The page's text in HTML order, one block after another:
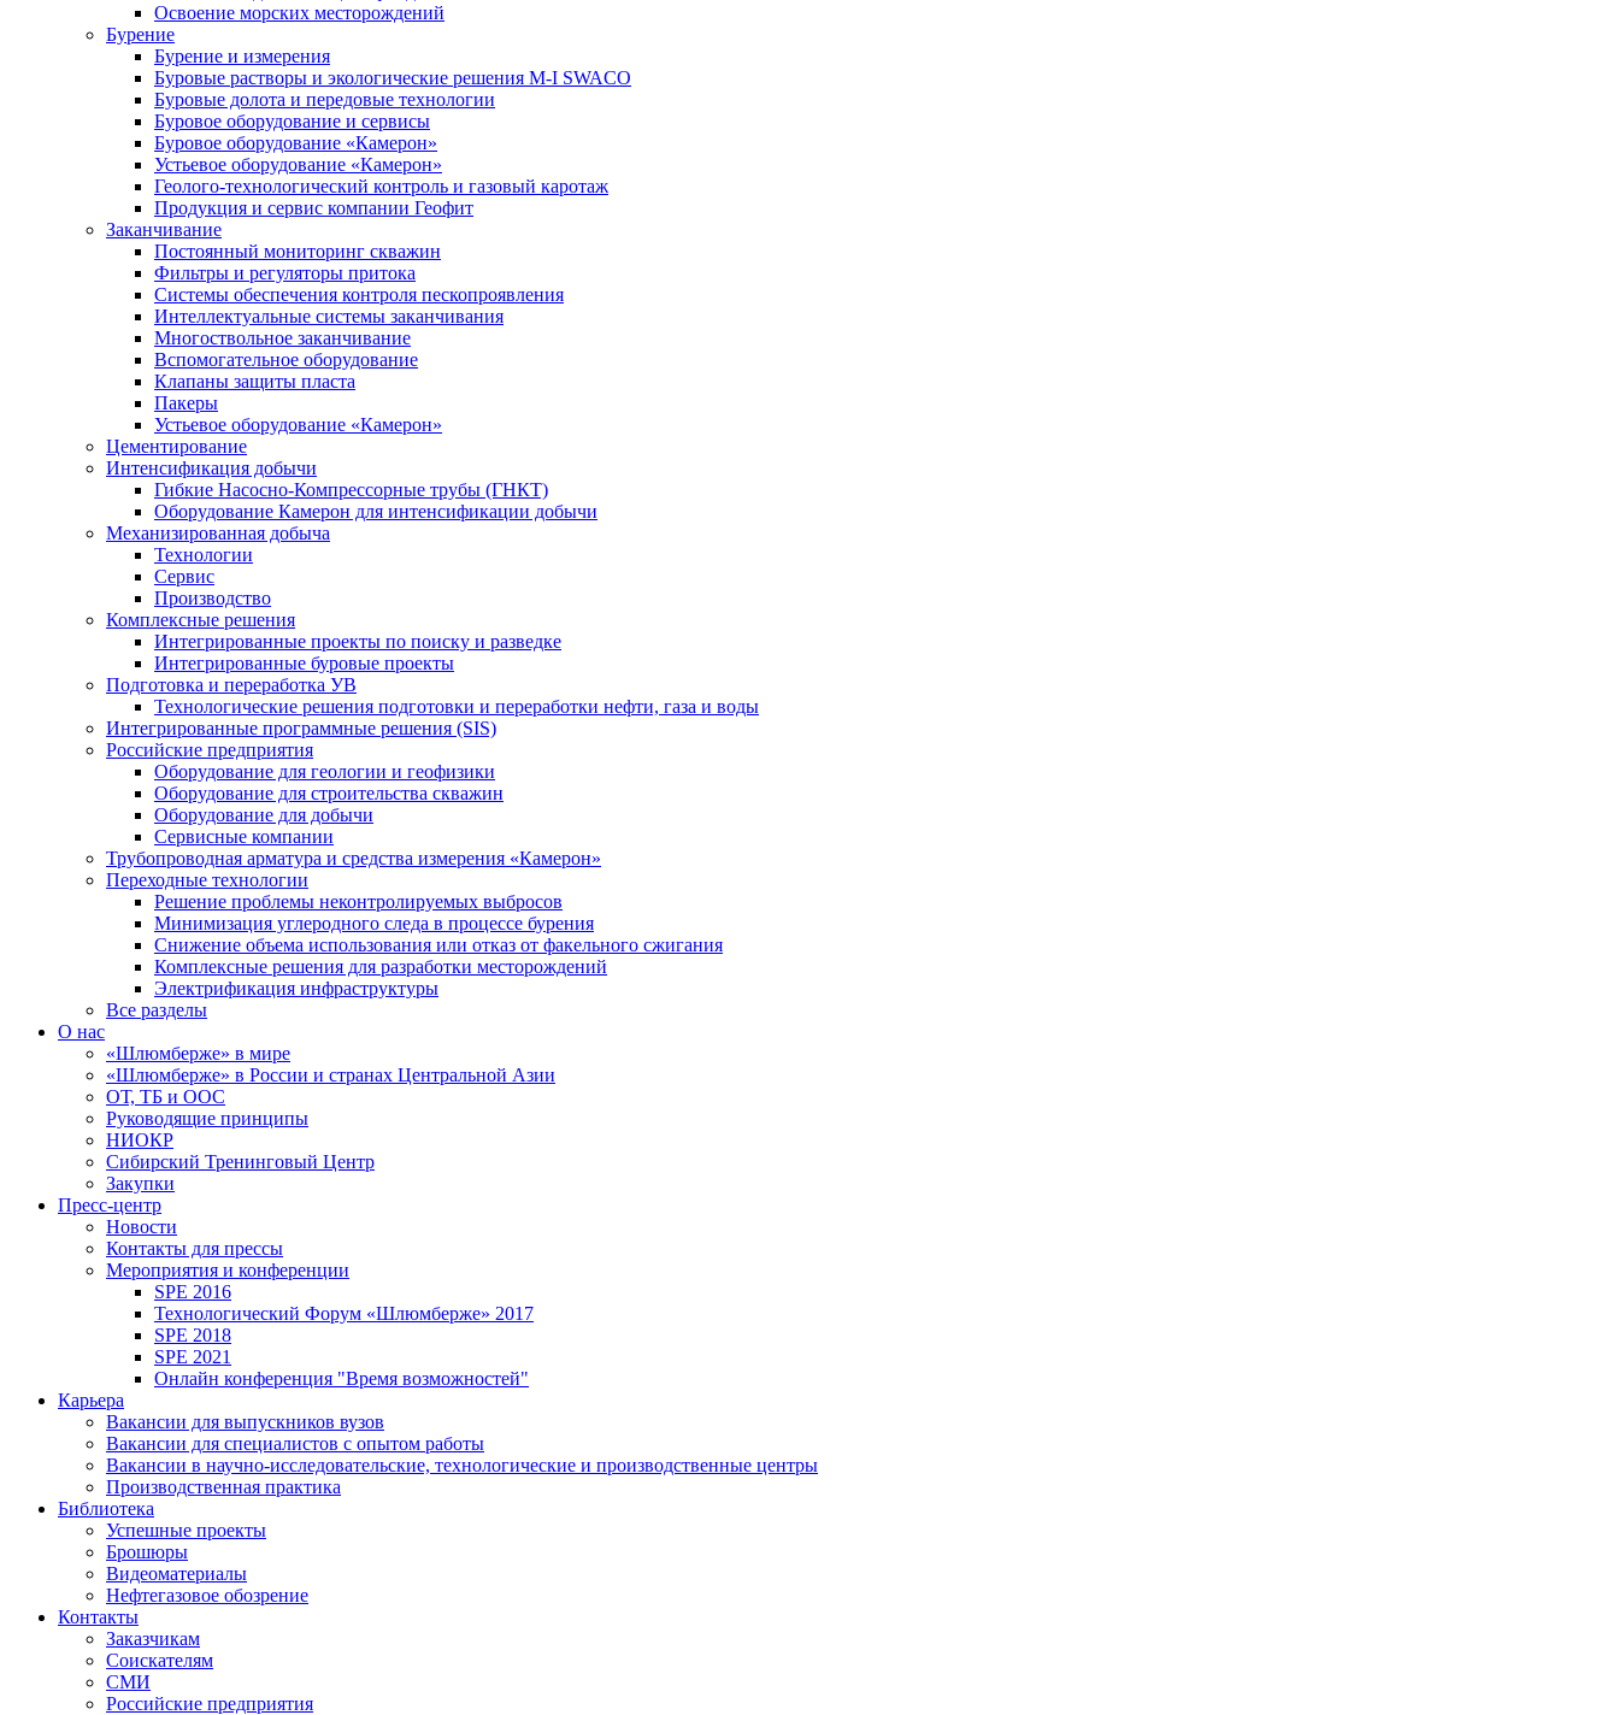
Освоение морских месторождений
Бурение
Бурение и измерения
Буровые растворы и экологические решения M-I SWACO
Буровые долота и передовые технологии
Буровое оборудование и сервисы
Буровое оборудование «Камерон»
Устьевое оборудование «Камерон»
Геолого-технологический контроль и газовый каротаж
Продукция и сервис компании Геофит
Заканчивание
Постоянный мониторинг скважин
Фильтры и регуляторы притока
Cистемы обеспечения контроля пескопроявления
Интеллектуальные системы заканчивания
Многоствольное заканчивание
Вспомогательное оборудование
Клапаны защиты пласта
Пакеры
Устьевое оборудование «Камерон»
Цементирование
Интенсификация добычи
Гибкие Насосно-Компрессорные трубы (ГНКТ)
Оборудование Камерон для интенсификации добычи
Механизированная добыча
Технологии
Сервис
Производство
Комплексные решения
Интегрированные проекты по поиску и разведке
Интегрированные буровые проекты
Подготовка и переработка УВ
Технологические решения подготовки и переработки нефти, газа и воды
Интегрированные программные решения (SIS)
Российские предприятия
Оборудование для геологии и геофизики
Оборудование для строительства скважин
Оборудование для добычи
Сервисные компании
Трубопроводная арматура и средства измерения «Камерон»
Переходные технологии
Решение проблемы неконтролируемых выбросов
Минимизация углеродного следа в процессе бурения
Снижение объема использования или отказ от факельного сжигания
Комплексные решения для разработки месторождений
Электрификация инфраструктуры
Все разделы
О нас
«Шлюмберже» в мире
«Шлюмберже» в России и странах Центральной Азии
ОТ, ТБ и ООС
Руководящие принципы
НИОКР
Сибирский Тренинговый Центр
Закупки
Пресс-центр
Новости
Контакты для прессы
Мероприятия и конференции
SPE 2016
Технологический Форум «Шлюмберже» 2017
SPE 2018
SPE 2021
Онлайн конференция "Время возможностей"
Карьера
Вакансии для выпускников вузов
Вакансии для специалистов с опытом работы
Вакансии в научно-исследовательские, технологические и производственные центры
Производственная практика
Библиотека
Успешные проекты
Брошюры
Видеоматериалы
Нефтегазовое обозрение
Контакты
Заказчикам
Соискателям
СМИ
Российские предприятия